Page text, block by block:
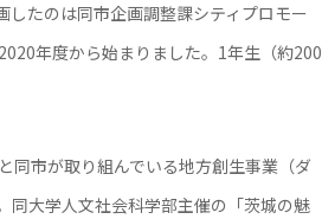
たのは同市企画調整課シティプロモー
年度から始まりました。1年生（約200
同市が取り組んでいる地方創生事業（ダ
同大学人文社会科学部主催の「茨城の魅